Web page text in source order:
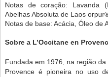
Notas de coração: Lavanda
Abelhas Absoluta de Laos
Notas de base: Acácia, Óleo de
Sobre a L’Occitane en
Fundada em 1976, na região da
Provence é pioneira no uso